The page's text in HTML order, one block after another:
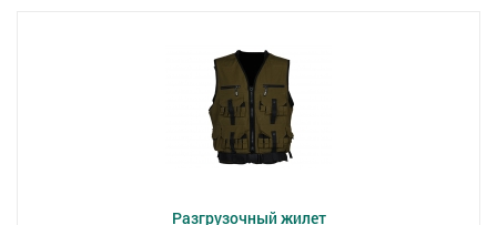
Разгрузочный жилет